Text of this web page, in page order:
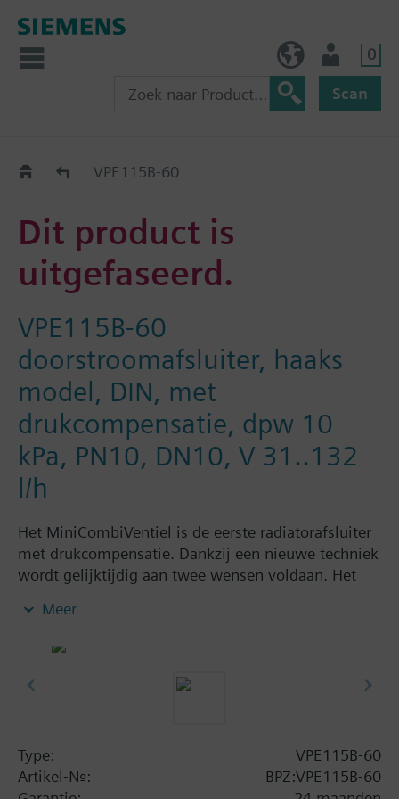
0
Scan
Old2NewVPE115B-60
Dit product is
uitgefaseerd.
VPE115B-60
doorstroomafsluiter, haaks
model, DIN, met
drukcompensatie, dpw 10
kPa, PN10, DN10, V 31..132
l/h
Het MiniCombiVentiel is de eerste radiatorafsluiter
met drukcompensatie. Dankzij een nieuwe techniek
wordt gelijktijdig aan twee wensen voldaan. Het
regelafsluiter voor de beïnvloeding van de
met de aandrijving optimaliseert het
strangafsluiters is hierdoor overbodig.
Meer
Type:
VPE115B-60
Artikel-Nr.:
BPZ:VPE115B-60